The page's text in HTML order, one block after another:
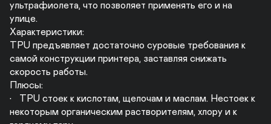
ультрафиолета, что позволяет применять его и на
улице.
Характеристики:
TPU предъявляет достаточно суровые требования к
самой конструкции принтера, заставляя снижать
скорость работы.
Плюсы:
•	TPU стоек к кислотам, щелочам и маслам. Нестоек к
некоторым органическим растворителям, хлору и к